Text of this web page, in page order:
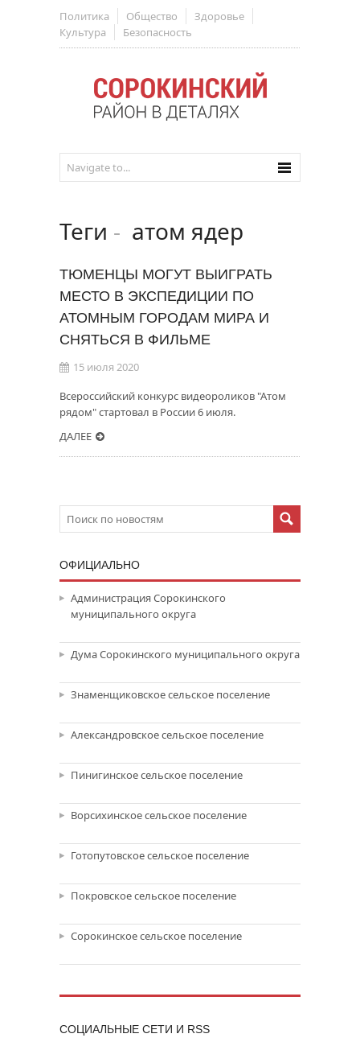
Политика Общество
Здоровье
Культура
Безопасность
Теги - атом ядер
ТЮМЕНЦЫ МОГУТ ВЫИГРАТЬ
МЕСТО В ЭКСПЕДИЦИИ ПО
АТОМНЫМ ГОРОДАМ МИРА И
СНЯТЬСЯ В ФИЛЬМЕ
15 июля 2020
Всероссийский конкурс видеороликов "Атом
рядом" стартовал в России 6 июля.
ДАЛЕЕ
ОФИЦИАЛЬНО
Администрация Сорокинского
муниципального округа
Дума Сорокинского муниципального округа
Знаменщиковское сельское поселение
Александровское сельское поселение
Пинигинское сельское поселение
Ворсихинское сельское поселение
Готопутовское сельское поселение
Покровское сельское поселение
Сорокинское сельское поселение
CОЦИАЛЬНЫЕ СЕТИ И RSS